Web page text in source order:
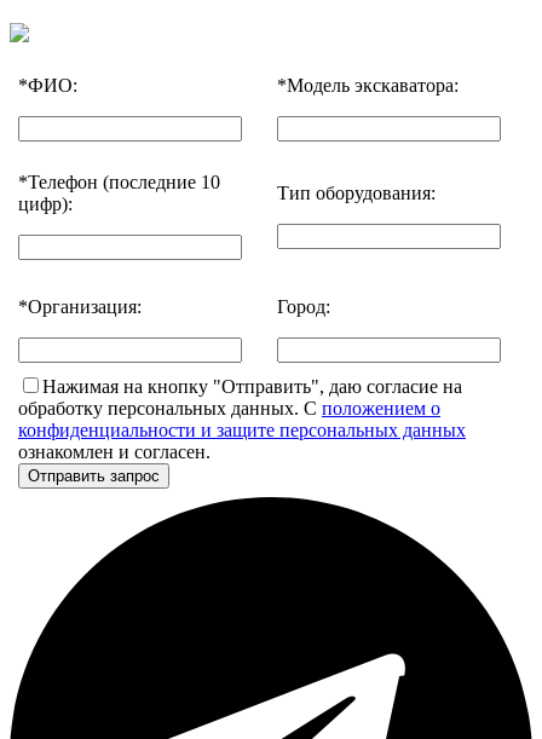
*ФИО: *Модель экскаватора:
*Телефон (последние 10
цифр):
Тип оборудования:
*Организация: Город:
Нажимая на кнопку "Отправить", даю согласие на
обработку персональных данных. С положением о
конфиденциальности и защите персональных данных
ознакомлен и согласен.